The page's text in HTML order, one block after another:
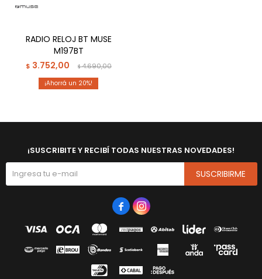
RADIO RELOJ BT MUSE
M197BT
$ 3.752,00 $4.690,00
20
¡SUSCRIBITE Y RECIBÍ TODAS NUESTRAS NOVEDADES!
SUSCRIBIRME
 